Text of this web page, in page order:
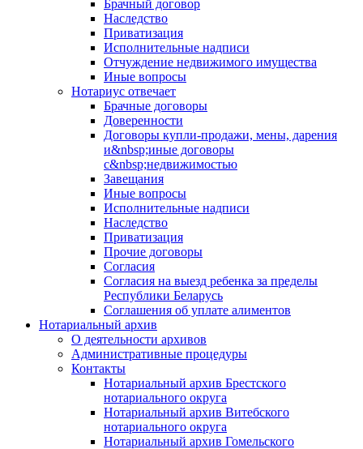
Брачный договор
Наследство
Приватизация
Исполнительные надписи
Отчуждение недвижимого имущества
Иные вопросы
Нотариус отвечает
Брачные договоры
Доверенности
Договоры купли-продажи, мены, дарения
и&nbsp;иные договоры
с&nbsp;недвижимостью
Завещания
Иные вопросы
Исполнительные надписи
Наследство
Приватизация
Прочие договоры
Согласия
Согласия на выезд ребенка за пределы
Республики Беларусь
Соглашения об уплате алиментов
Нотариальный архив
О деятельности архивов
Административные процедуры
Контакты
Нотариальный архив Брестского
нотариального округа
Нотариальный архив Витебского
нотариального округа
Нотариальный архив Гомельского